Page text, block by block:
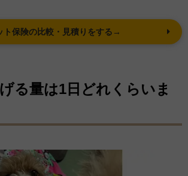
ト保険の比較・見積りをする→
る量は1日どれくらいま